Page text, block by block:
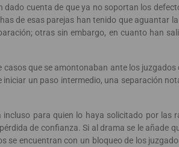
cuenta de que ya no soportan los
de esas parejas han tenido que aguantar
otras sin embargo, en cuanto han
que se amontonaban ante los juzgados
un paso intermedio, una separación
para quien lo haya solicitado por las
de confianza. Si al drama se le añade
se encuentran con un bloqueo de los